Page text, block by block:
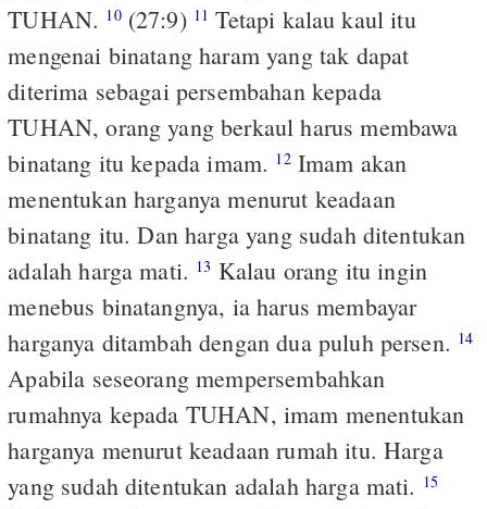
TUHAN. 10(27:9) 11 Tetapi kalau kaul itu
mengenai binatang haram yang tak dapat
diterima sebagai persembahan kepada
TUHAN, orang yang berkaul harus membawa
binatang itu kepada imam. 12Imam akan
menentukan harganya menurut keadaan
binatang itu. Dan harga yang sudah ditentukan
adalah harga mati. 13 Kalau orang itu ingin
menebus binatangnya, ia harus membayar
harganya ditambah dengan dua puluh persen. 14
Apabila seseorang mempersembahkan
rumahnya kepada TUHAN, imam menentukan
harganya menurut keadaan rumah itu. Harga
yang sudah ditentukan adalah harga mati. 15